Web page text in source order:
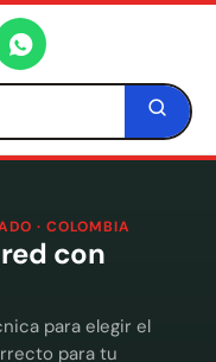
está vacío
· COLOMBIA
con
para elegir el
para tu